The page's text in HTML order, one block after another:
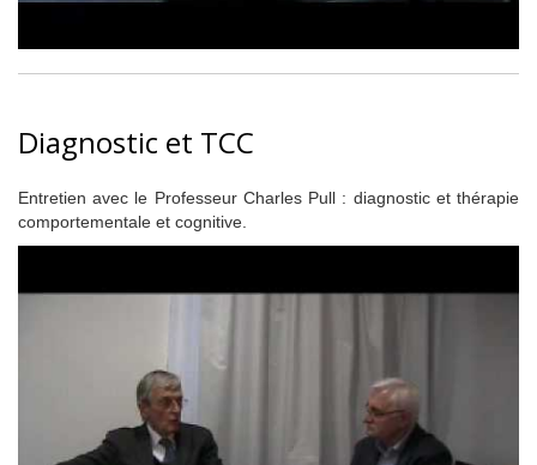
Diagnostic et TCC
Entretien avec le Professeur Charles Pull : diagnostic et thérapie
comportementale et cognitive.